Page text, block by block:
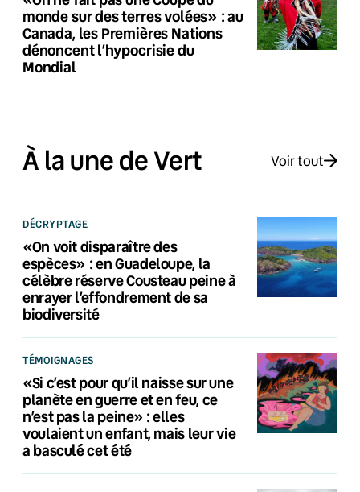
monde sur des terres volées» : au
Canada, les Premières Nations
dénoncent l’hypocrisie du
Mondial
À la une de Vert Voir tout
DÉCRYPTAGE
«On voit disparaître des
espèces» : en Guadeloupe, la
célèbre réserve Cousteau peine à
enrayer l’effondrement de sa
biodiversité
TÉMOIGNAGES
«Si c’est pour qu’il naisse sur une
planète en guerre et en feu, ce
n’est pas la peine» : elles
voulaient un enfant, mais leur vie
a basculé cet été